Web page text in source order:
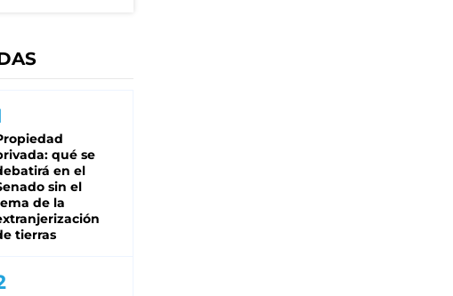
qué se
en el
sin el
de la
tierras